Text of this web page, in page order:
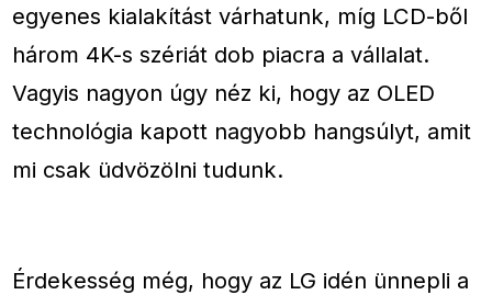
egyenes kialakítást várhatunk, míg LCD-ből
három 4K-s szériát dob piacra a vállalat.
Vagyis nagyon úgy néz ki, hogy az OLED
technológia kapott nagyobb hangsúlyt, amit
mi csak üdvözölni tudunk.
Érdekesség még, hogy az LG idén ünnepli a